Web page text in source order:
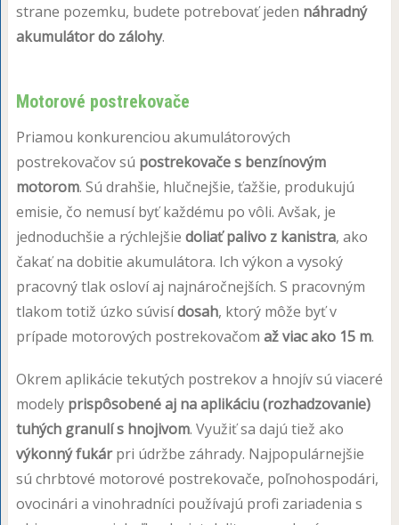
strane pozemku, budete potrebovať jeden náhradný
akumulátor do zálohy.
Motorové postrekovače
Priamou konkurenciou akumulátorových
postrekovačov sú postrekovače s benzínovým
motorom. Sú drahšie, hlučnejšie, ťažšie, produkujú
emisie, čo nemusí byť každému po vôli. Avšak, je
jednoduchšie a rýchlejšie doliať palivo z kanistra, ako
čakať na dobitie akumulátora. Ich výkon a vysoký
pracovný tlak osloví aj najnáročnejších. S pracovným
tlakom totiž úzko súvisídosah, ktorý môže byť v
prípade motorových postrekovačom až viac ako 15 m.
Okrem aplikácie tekutých postrekov a hnojív sú viaceré
modely prispôsobené aj na aplikáciu (rozhadzovanie)
tuhých granulí s hnojivom. Využiť sa dajú tiež ako
výkonný fukárpri údržbe záhrady. Najpopulárnejšie
sú chrbtové motorové postrekovače, poľnohospodári,
ovocinári a vinohradníci používajú profi zariadenia s